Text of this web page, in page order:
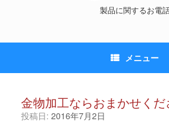
製品に関するお電
メニュー
金物加工ならおまかせくだ
投稿日: 2016年7月2日